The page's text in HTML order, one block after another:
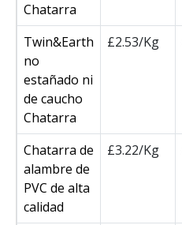
Chatarra
Twin&Earth
no
estañado ni
de caucho
Chatarra
£2.53/Kg
Chatarra de
alambre de
PVC de alta
calidad
£3.22/Kg